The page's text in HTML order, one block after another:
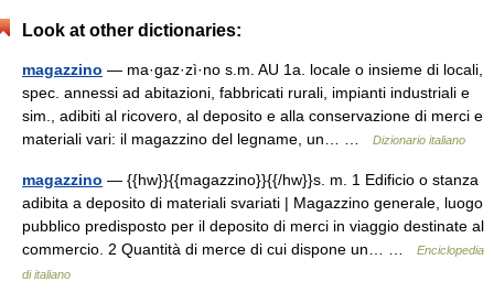
Look at other dictionaries:
magazzino — ma·gaz·zì·no s.m. AU 1a. locale o insieme di locali,
spec. annessi ad abitazioni, fabbricati rurali, impianti industriali e
sim., adibiti al ricovero, al deposito e alla conservazione di merci e
materiali vari: il magazzino del legname, un… …
Dizionario italiano
magazzino — {{hw}}{{magazzino}}{{/hw}}s. m. 1 Edificio o stanza
adibita a deposito di materiali svariati | Magazzino generale, luogo
pubblico predisposto per il deposito di merci in viaggio destinate al
commercio. 2 Quantità di merce di cui dispone un… …
Enciclopedia
di italiano